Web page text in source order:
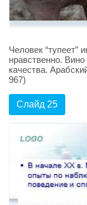
Человек “тупеет”
нравственно.
качества.
967)
Слайд 25